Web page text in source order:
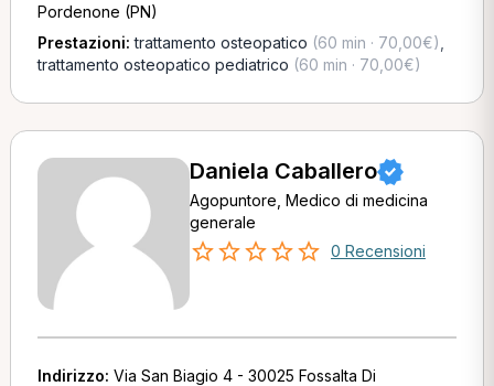
Pordenone (PN)
Prestazioni:trattamento osteopatico (60 min · 70,00€)
trattamento osteopatico pediatrico (60 min · 70,00€)
Daniela Caballero
Agopuntore, Medico di medicina
generale
0 Recensioni
Indirizzo: Via San Biagio 4 - 30025 Fossalta Di